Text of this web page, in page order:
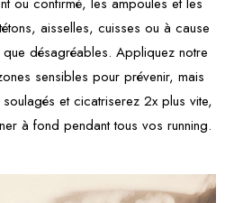
aisselles, cuisses ou à cause
désagréables. Appliquez notre
sensibles pour prévenir, mais
et cicatriserez 2x plus vite,
à fond pendant tous vos running.